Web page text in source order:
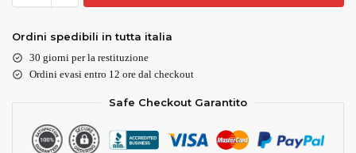
Ordini spedibili in tutta italia
30 giorni per la restituzione
Ordini evasi entro 12 ore dal checkout
Safe Checkout Garantito